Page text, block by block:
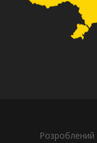
Розроблений